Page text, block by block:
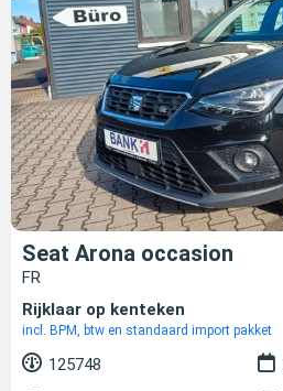
Seat Arona occasion
FR
Rijklaar op kenteken
incl. BPM, btw en standaard import pakket
125748